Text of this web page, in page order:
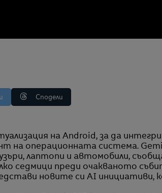
Сподели
на операционната система.
лаптопи и автомобили,
седмици преди очакваното
новите си AI инициативи,